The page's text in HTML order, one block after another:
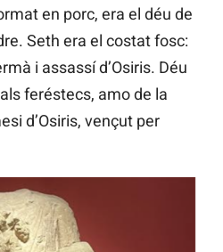
en porc, era el déu de
Seth era el costat fosc:
i assassí d’Osiris. Déu
feréstecs, amo de la
d’Osiris, vençut per